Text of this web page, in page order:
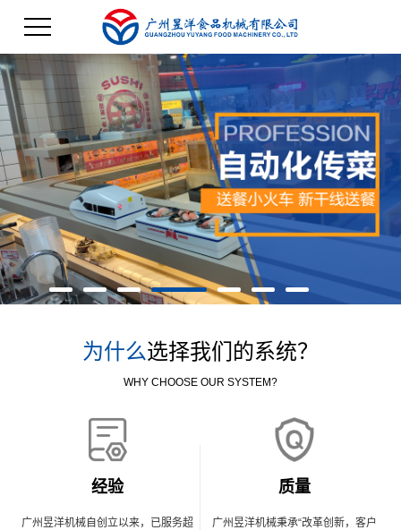
为什么选择我们的系统？
WHY CHOOSE OUR SYSTEM?
经验
广州昱洋机械自创立以来，已服务超
质量
广州昱洋机械秉承“改革创新，客户